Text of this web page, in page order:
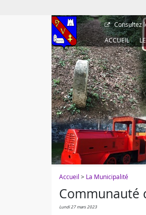
Consultez
ACCUEIL
Accueil > La Municipalité
Communauté
lundi 27 mars 2023